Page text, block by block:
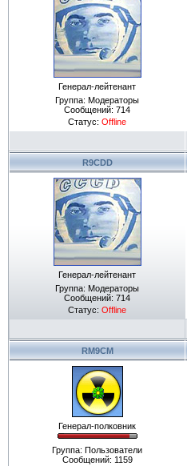
Генерал-лейтенант
Группа: Модераторы
Сообщений: 714
Статус: Offline
R9CDD
Генерал-лейтенант
Группа: Модераторы
Сообщений: 714
Статус: Offline
RM9CM
Генерал-полковник
Группа: Пользователи
Сообщений: 1159